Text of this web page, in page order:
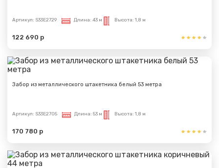
Артикул: S33E2729 Длина: 43 м Высота: 1,8 м
122 690 р
Забор из металлического штакетника белый 53 метра
Артикул: S33E2705 Длина: 53 м Высота: 1,8 м
170 780 р